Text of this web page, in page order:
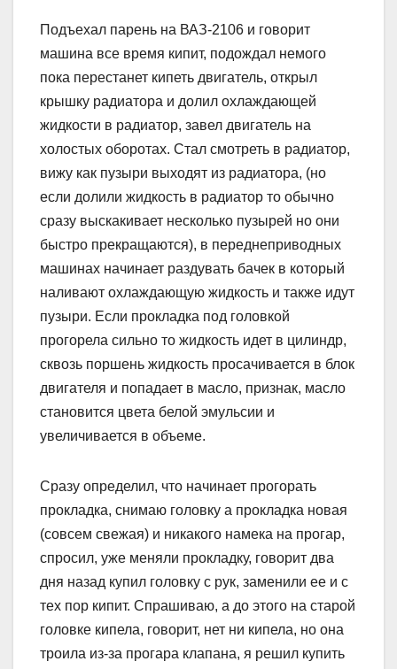
Подъехал парень на ВАЗ-2106 и говорит
машина все время кипит, подождал немого
пока перестанет кипеть двигатель, открыл
крышку радиатора и долил охлаждающей
жидкости в радиатор, завел двигатель на
холостых оборотах. Стал смотреть в радиатор,
вижу как пузыри выходят из радиатора, (но
если долили жидкость в радиатор то обычно
сразу выскакивает несколько пузырей но они
быстро прекращаются), в переднеприводных
машинах начинает раздувать бачек в который
наливают охлаждающую жидкость и также идут
пузыри. Если прокладка под головкой
прогорела сильно то жидкость идет в цилиндр,
сквозь поршень жидкость просачивается в блок
двигателя и попадает в масло, признак, масло
становится цвета белой эмульсии и
увеличивается в объеме.
Сразу определил, что начинает прогорать
прокладка, снимаю головку а прокладка новая
(совсем свежая) и никакого намека на прогар,
спросил, уже меняли прокладку, говорит два
дня назад купил головку с рук, заменили ее и с
тех пор кипит. Спрашиваю, а до этого на старой
головке кипела, говорит, нет ни кипела, но она
троила из-за прогара клапана, я решил купить